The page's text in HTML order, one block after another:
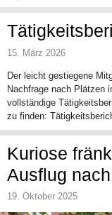
15. März 2026
Der leicht gestiegene
Nachfrage nach Plätzen
vollständige
zu finden:
Kuriose
Ausflug
19. Oktober 2025